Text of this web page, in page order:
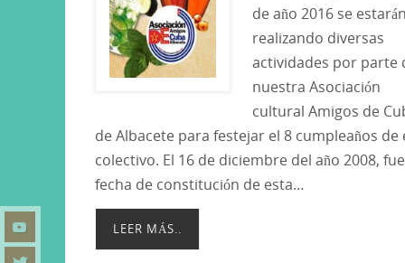
de año 2016 se estarán
realizando diversas
actividades por parte
nuestra Asociación
cultural Amigos de
de Albacete para festejar el 8 cumpleaños de
colectivo. El 16 de diciembre del año 2008,
fecha de constitución de esta…
LEER MÁS..